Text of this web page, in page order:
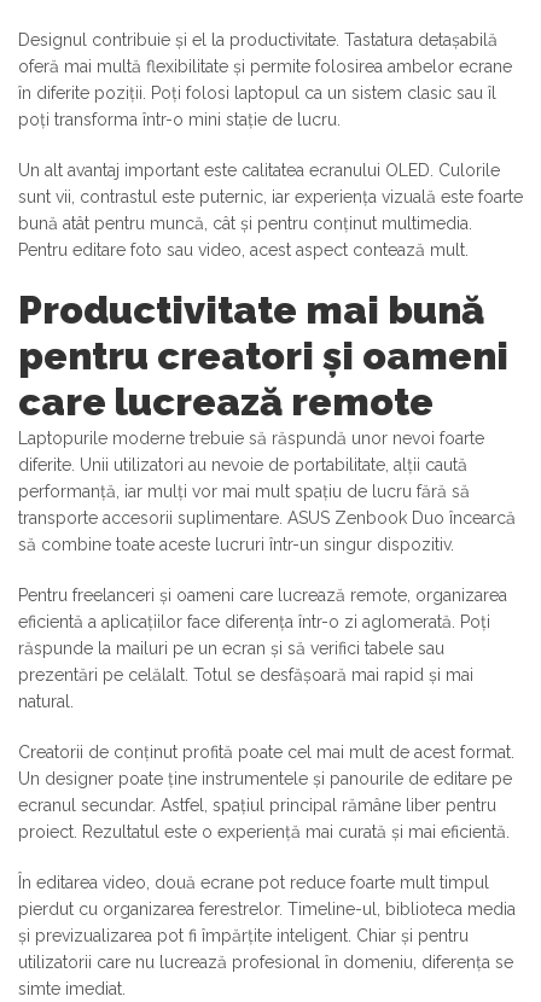
Designul contribuie și el la productivitate. Tastatura detașabilă
oferă mai multă flexibilitate și permite folosirea ambelor ecrane
în diferite poziții. Poți folosi laptopul ca un sistem clasic sau îl
poți transforma într-o mini stație de lucru.
Un alt avantaj important este calitatea ecranului OLED. Culorile
sunt vii, contrastul este puternic, iar experiența vizuală este foarte
bună atât pentru muncă, cât și pentru conținut multimedia.
Pentru editare foto sau video, acest aspect contează mult.
Productivitate mai bună
pentru creatori și oameni
care lucrează remote
Laptopurile moderne trebuie să răspundă unor nevoi foarte
diferite. Unii utilizatori au nevoie de portabilitate, alții caută
performanță, iar mulți vor mai mult spațiu de lucru fără să
transporte accesorii suplimentare. ASUS Zenbook Duo încearcă
să combine toate aceste lucruri într-un singur dispozitiv.
Pentru freelanceri și oameni care lucrează remote, organizarea
eficientă a aplicațiilor face diferența într-o zi aglomerată. Poți
răspunde la mailuri pe un ecran și să verifici tabele sau
prezentări pe celălalt. Totul se desfășoară mai rapid și mai
natural.
Creatorii de conținut profită poate cel mai mult de acest format.
Un designer poate ține instrumentele și panourile de editare pe
ecranul secundar. Astfel, spațiul principal rămâne liber pentru
proiect. Rezultatul este o experiență mai curată și mai eficientă.
În editarea video, două ecrane pot reduce foarte mult timpul
pierdut cu organizarea ferestrelor. Timeline-ul, biblioteca media
și previzualizarea pot fi împărțite inteligent. Chiar și pentru
utilizatorii care nu lucrează profesional în domeniu, diferența se
simte imediat.